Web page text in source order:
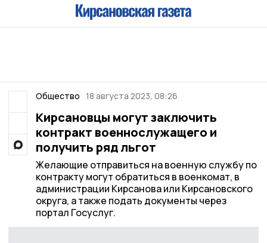
Общество 18 августа 2023, 08:26
Кирсановцы могут заключить
контракт военнослужащего и
получить ряд льгот
Желающие отправиться на военную службу по
контракту могут обратиться в военкомат, в
администрации Кирсанова или Кирсановского
округа, а также подать документы через
портал Госуслуг.